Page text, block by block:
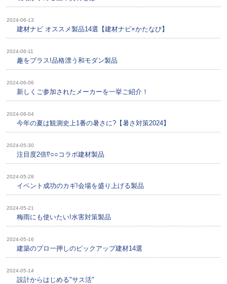
2024-06-13
建材ナビ オススメ製品14選【建材ナビ×かたなび】
2024-06-11
趣をプラス!品格漂う和モダン製品
2024-06-06
新しくご参加されたメーカーを一挙ご紹介！
2024-06-04
今年の夏は観測史上1番の暑さに?【暑さ対策2024】
2024-05-30
注目度2倍⁉○○コラボ建材製品
2024-05-28
イベント成功のカギ!会場を盛り上げる製品
2024-05-21
梅雨にも使いたい!水害対策製品
2024-05-16
建築のプロ一押しのピックアップ建材14選
2024-05-14
設計からはじめる"サス活"